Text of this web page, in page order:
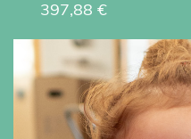
397,88 €